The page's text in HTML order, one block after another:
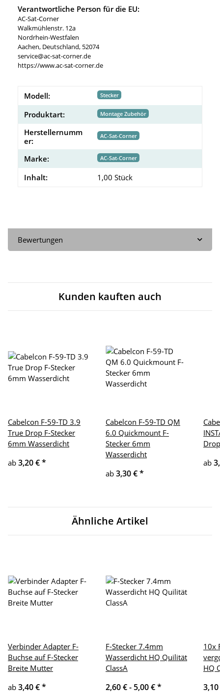
Verantwortliche Person für die EU:
AC-Sat-Corner
Walkmühlenstr. 12a
Nordrhein-Westfalen
Aachen, Deutschland, 52074
service@ac-sat-corner.de
https://www.ac-sat-corner.de
Modell: Stecker
Produktart: Montage Zubehör
Herstellernumm
er:
AC-Sat-Corner
Marke: AC-Sat-Corner
Inhalt: 1,00 Stück
Bewertungen
Kunden kauften auch
Cabelcon F-59-TD 3.9
True Drop F-Stecker
6mm Wasserdicht
ab 3,20 €*
Cabelcon F-59-TD QM
6.0 Quickmount F-
Stecker 6mm
Wasserdicht
ab 3,30 €*
ab
Ähnliche Artikel
Verbinder Adapter F-
Buchse auf F-Stecker
Breite Mutter
ab 3,40 €*
F-Stecker 7.4mm
Wasserdicht HQ Quilität
ClassA
2,60 € - 5,00 €*
10x
HQ